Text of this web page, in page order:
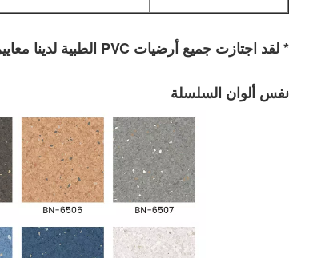
* لقد اجتازت جميع أرضيات PVC الطبية لدينا معايير الاختبار الدولية الرئيسية.
نفس ألوان السلسلة